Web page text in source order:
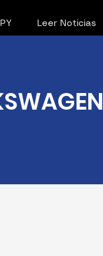
Leer Noticias